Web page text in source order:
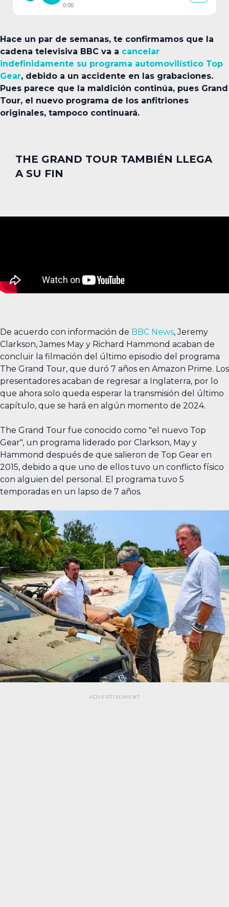
0:00
Hace un par de semanas, te confirmamos que la
cadena televisiva BBC va a cancelar
indefinidamente su programa automovilístico Top
Gear, debido a un accidente en las grabaciones.
Pues parece que la maldición continúa, pues Grand
Tour, el nuevo programa de los anfitriones
originales, tampoco continuará.
THE GRAND TOUR TAMBIÉN LLEGA
A SU FIN
De acuerdo con información de BBC News, Jeremy
Clarkson, James May y Richard Hammond acaban de
concluir la filmación del último episodio del programa
The Grand Tour, que duró 7 años en Amazon Prime. Los
presentadores acaban de regresar a Inglaterra, por lo
que ahora solo queda esperar la transmisión del último
capítulo, que se hará en algún momento de 2024.
The Grand Tour fue conocido como "el nuevo Top
Gear", un programa liderado por Clarkson, May y
Hammond después de que salieron de Top Gear en
2015, debido a que uno de ellos tuvo un conflicto físico
con alguien del personal. El programa tuvo 5
temporadas en un lapso de 7 años.